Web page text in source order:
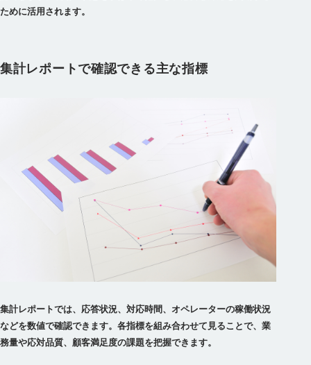
ために活用されます。
集計レポートでは、応答状況、対応時間、オペレーターの稼働状況
などを数値で確認できます。各指標を組み合わせて見ることで、業
務量や応対品質、顧客満足度の課題を把握できます。